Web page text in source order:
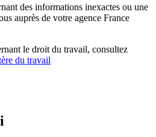
des informations inexactes ou une
auprès de votre agence France
le droit du travail, consultez
du travail